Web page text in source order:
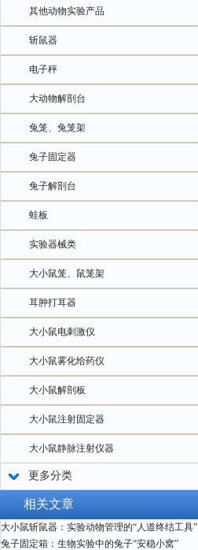
其他动物实验产品
斩鼠器
电子秤
大动物解剖台
兔笼、兔笼架
兔子固定器
兔子解剖台
蛙板
实验器械类
大小鼠笼、鼠笼架
耳肿打耳器
大小鼠电刺激仪
大小鼠雾化给药仪
大小鼠解剖板
大小鼠注射固定器
大小鼠静脉注射仪器
更多分类
相关文章
大小鼠斩鼠器：实验动物管理的“人道终结工具”
兔子固定箱：生物实验中的兔子“安稳小窝”